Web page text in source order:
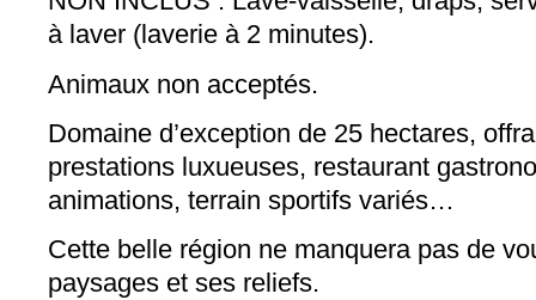
à laver (laverie à 2 minutes).
Animaux non acceptés.
Domaine d’exception de 25 hectares,
prestations luxueuses, restaurant
animations, terrain sportifs variés…
Cette belle région ne manquera pas de
paysages et ses reliefs.